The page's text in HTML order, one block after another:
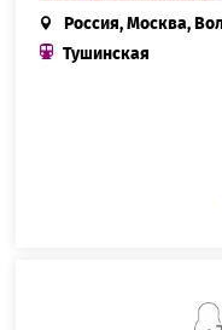
Россия, Москва,
Тушинская